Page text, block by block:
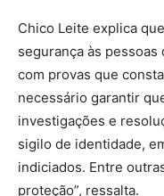
Chico Leite explica
segurança às
com provas que
necessário garantir
investigações e
sigilo de identidade,
indiciados. Entre
proteção”, ressalta.